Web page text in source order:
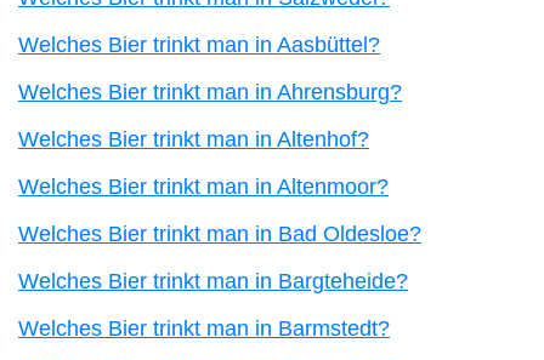
Welches Bier trinkt man in Aasbüttel?
Welches Bier trinkt man in Ahrensburg?
Welches Bier trinkt man in Altenhof?
Welches Bier trinkt man in Altenmoor?
Welches Bier trinkt man in Bad Oldesloe?
Welches Bier trinkt man in Bargteheide?
Welches Bier trinkt man in Barmstedt?